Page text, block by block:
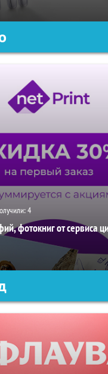
4
фотокниг от сервиса